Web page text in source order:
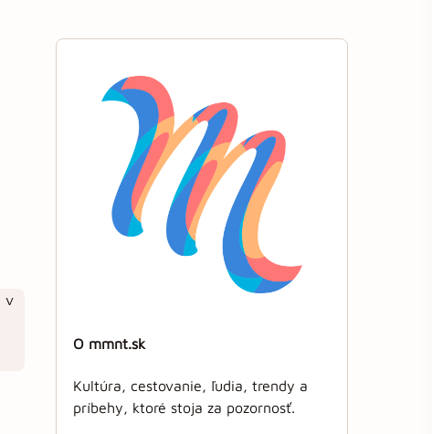
O mmnt.sk
Kultúra, cestovanie, ľudia, trendy a
príbehy, ktoré stoja za pozornosť.